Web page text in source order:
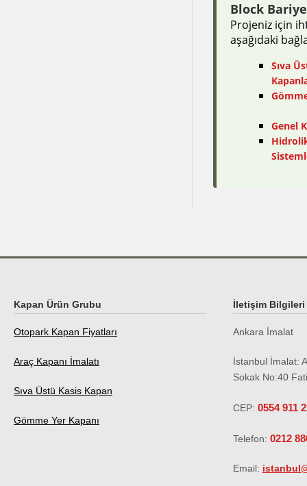
Block
Projeniz için
aşağıdaki
Sıva
Genel
Kapan Ürün Grubu
Otopark Kapan Fiyatları
Araç Kapanı İmalatı
Sıva Üstü Kasis Kapan
Gömme Yer Kapanı
İletişim Bilgileri
Ankara İmalat
İstanbul İmalat:
Sokak No:40
CEP: 0554 911
Telefon: 0212
Email: